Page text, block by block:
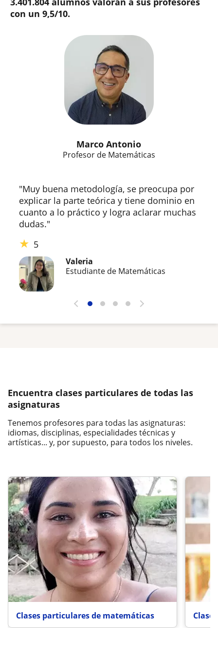
"Muy buena metodología, se preocupa por
explicar la parte teórica y tiene dominio en
cuanto a lo práctico y logra aclarar muchas
dudas."
★ 5
Valeria
Estudiante de Matemáticas
con un 9,5/10.
Marco Antonio
Profesor de Matemáticas
Encuentra clases particulares de todas las
asignaturas
Tenemos profesores para todas las asignaturas:
idiomas, disciplinas, especialidades técnicas y
artísticas... y, por supuesto, para todos los niveles.
Clases particulares de matemáticas